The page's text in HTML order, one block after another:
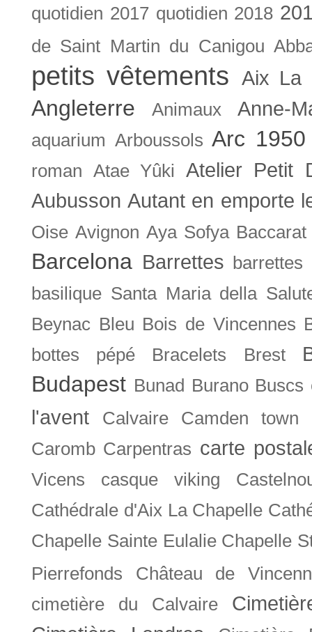
quotidien 2017 quotidien 2018
de Saint Martin du Canigou
petits vêtements Aix La
Angleterre Animaux Anne-
aquarium Arboussols Arc 1950
roman Atae Yûki
Atelier Petit
Aubusson Autant en emporte
Oise Avignon Aya Sofya Baccarat
Barcelona Barrettes barrettes
basilique Santa Maria della
Beynac Bleu Bois de Vincennes
bottes pépé
Bracelets Brest
Budapest Bunad Burano Buscs
l'avent Calvaire Camden town
Caromb Carpentras carte
Vicens casque viking
Cathédrale d'Aix La Chapelle
Chapelle Sainte Eulalie Chapelle
Pierrefonds
Château de
cimetière du Calvaire